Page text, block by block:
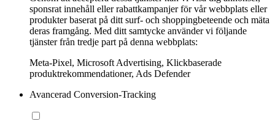
sponsrat innehåll eller rabattkampanjer för vår webbplats eller
produkter baserat på ditt surf- och shoppingbeteende och mäta
deras framgång. Med ditt samtycke använder vi följande
tjänster från tredje part på denna webbplats:
Meta-Pixel, Microsoft Advertising, Klickbaserade
produktrekommendationer, Ads Defender
Avancerad Conversion-Tracking